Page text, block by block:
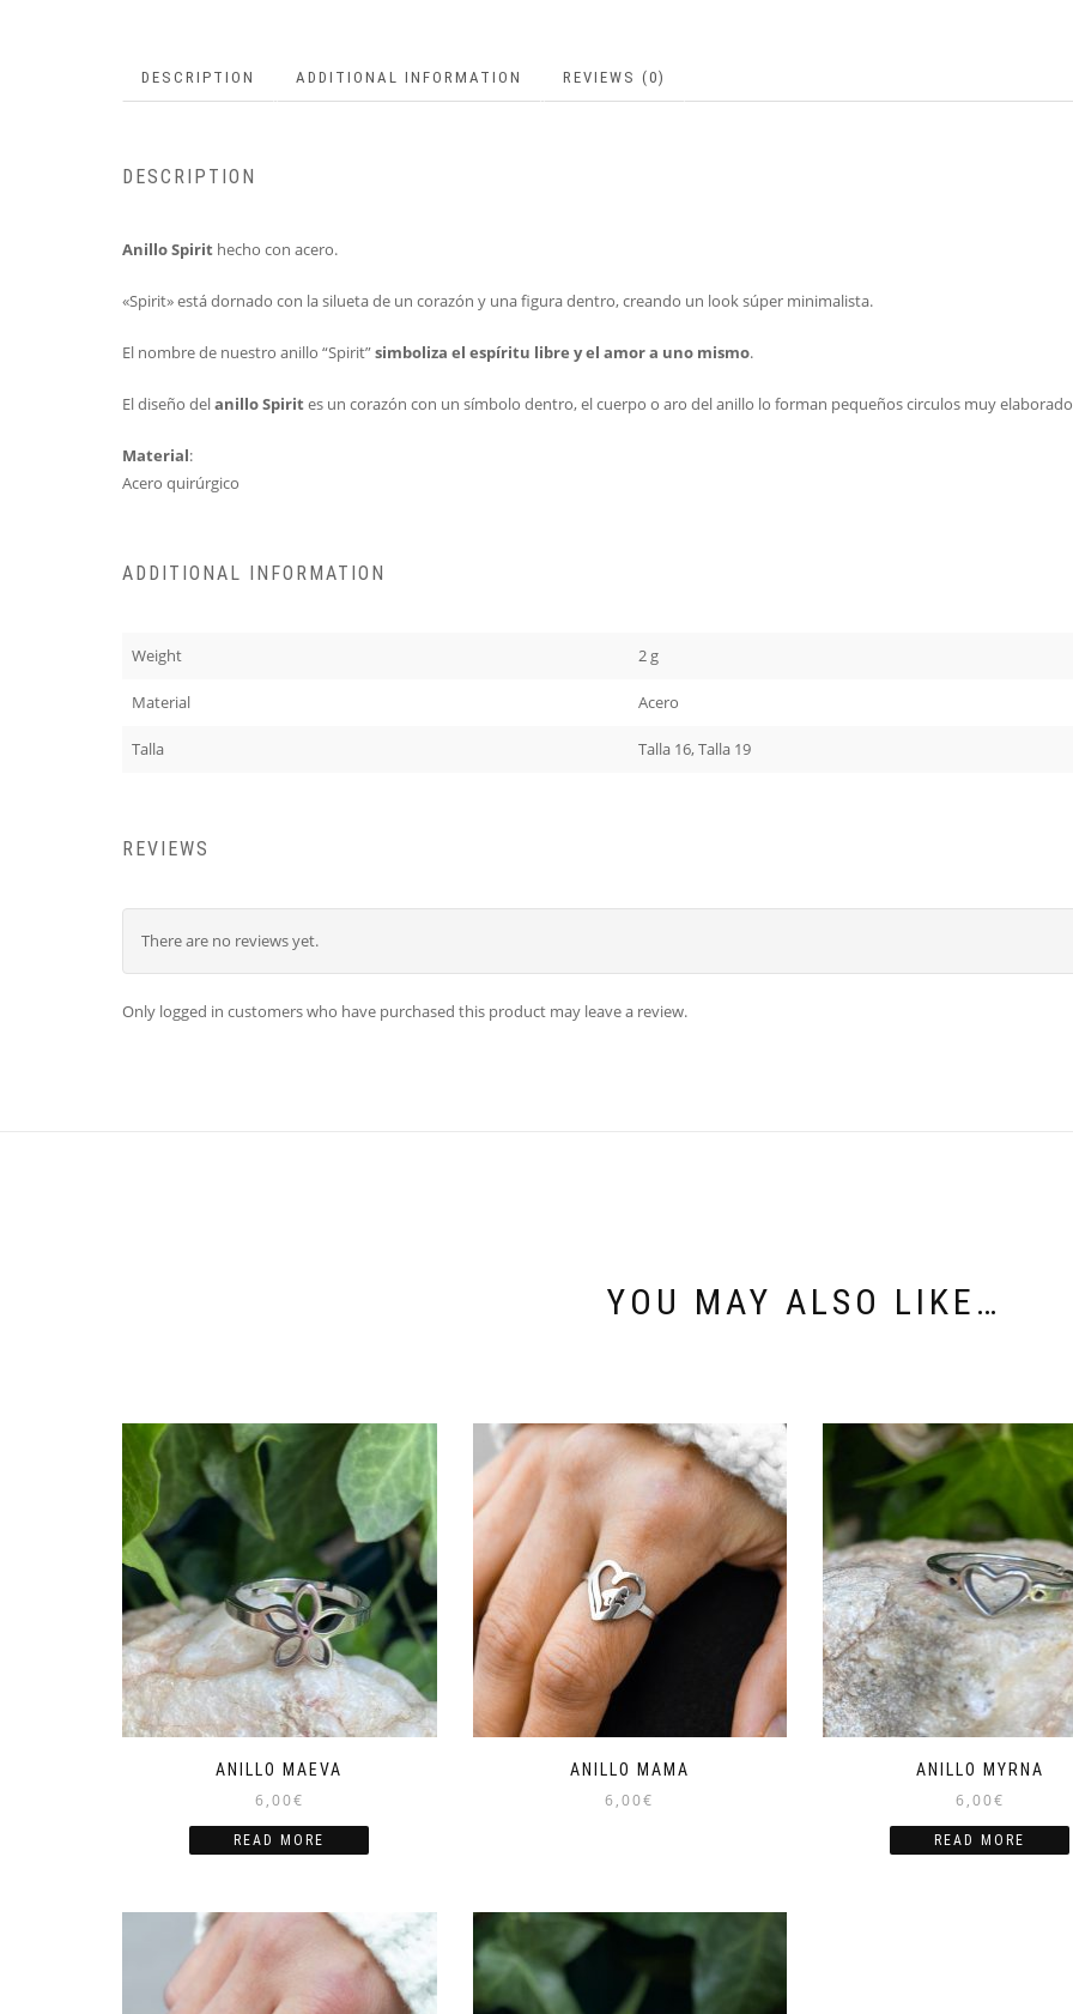
DESCRIPTION ADDITIONAL INFORMATION REVIEWS (0)
DESCRIPTION
Anillo Spirit hecho con acero.
«Spirit» está dornado con la silueta de un corazón y una figura dentro, creando un look súper minimalista.
El nombre de nuestro anillo “Spirit”simboliza el espíritu libre y el amor a uno mismo.
El diseño delanillo Spirites un corazón con un símbolo dentro, el cuerpo o aro del anillo lo forman pequeños circulos muy
Material:
Acero quirúrgico
ADDITIONAL INFORMATION
Weight 2 g
Material Acero
Talla Talla 16, Talla 19
REVIEWS
There are no reviews yet.
Only logged in customers who have purchased this product may leave a review.
YOU MAY ALSO LIKE…
ANILLO MAEVA
6,00€
READ MORE
ANILLO MAMA
6,00€
ANILLO MYRNA
6,00€
READ MORE